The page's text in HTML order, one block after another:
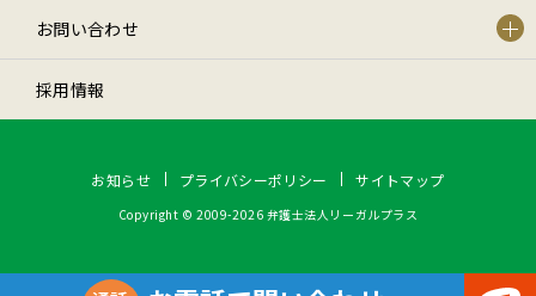
お問い合わせ
採用情報
お知らせ プライバシーポリシー サイトマップ
Copyright © 2009-2026 弁護士法人リーガルプラス